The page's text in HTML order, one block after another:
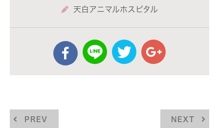
天白アニマルホスピタル
PREV NEXT